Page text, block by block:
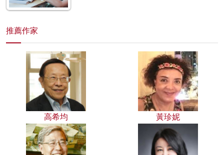
推薦作家
高希均 黃珍妮